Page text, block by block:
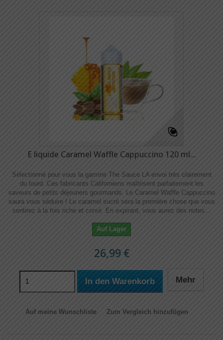
E liquide Caramel Waffle Cappuccino 120 ml...
Sélectionné pour vous la gamme The Sauce LA envoi très clairement
du lourd. Ces fabricants Californiens maîtrisent parfaitement les
saveurs de petits déjeuners gourmands. Le Caramel Waffle Cappuccino
saura vous séduire ! Le caramel sucré sera la première chose que vous
sentirez à la fois riche et corsé. En expirant, vous aurez des notes...
Auf Lager
26,99 €
In den Warenkorb Mehr
Auf meine Wunschliste Zum Vergleich hinzufügen